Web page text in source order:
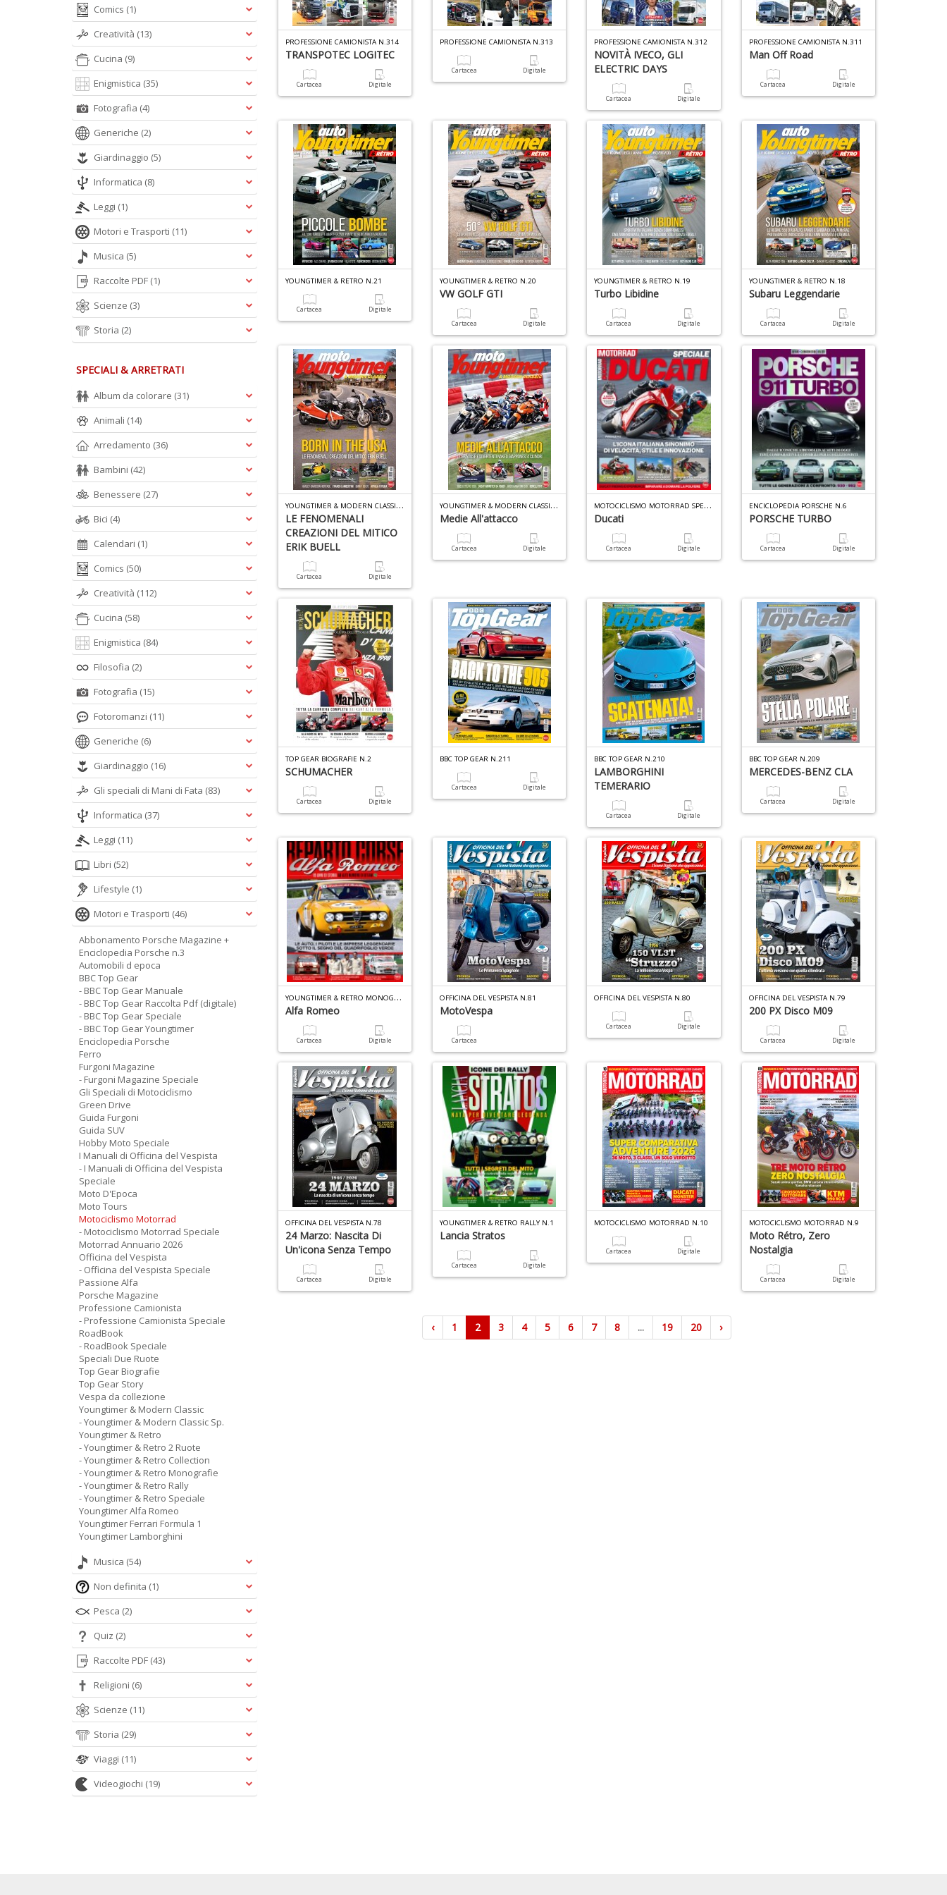
PROFESSIONE CAMIONISTA N.314
TRANSPOTEC LOGITEC
Cartacea Digitale
PROFESSIONE CAMIONISTA N.313
Cartacea Digitale
PROFESSIONE CAMIONISTA N.312
NOVITÀ IVECO, GLI
ELECTRIC DAYS
Cartacea Digitale
PROFESSIONE CAMIONISTA N.311
Man Off Road
Cartacea Digitale
YOUNGTIMER & RETRO N.21
Cartacea Digitale
YOUNGTIMER & RETRO N.20
VW GOLF GTI
Cartacea Digitale
YOUNGTIMER & RETRO N.19
Turbo Libidine
Cartacea Digitale
YOUNGTIMER & RETRO N.18
Subaru Leggendarie
Cartacea Digitale
Y
OUNGTIMER & MODERN CLASSIC N.13
LE FENOMENALI
CREAZIONI DEL MITICO
ERIK BUELL
Cartacea Digitale
Y
OUNGTIMER & MODERN CLASSIC N.12
Medie All'attacco
Cartacea Digitale
M
OTOCICLISMO MOTORRAD SPECIALE N.1
Ducati
Cartacea Digitale
ENCICLOPEDIA PORSCHE N.6
PORSCHE TURBO
Cartacea Digitale
TOP GEAR BIOGRAFIE N.2
SCHUMACHER
Cartacea Digitale
BBC TOP GEAR N.211
Cartacea Digitale
BBC TOP GEAR N.210
LAMBORGHINI
TEMERARIO
Cartacea Digitale
BBC TOP GEAR N.209
MERCEDES-BENZ CLA
Cartacea Digitale
Y
OUNGTIMER & RETRO MONOGRAFIE N.3
Alfa Romeo
Cartacea Digitale
OFFICINA DEL VESPISTA N.81
MotoVespa
Cartacea
OFFICINA DEL VESPISTA N.80
Cartacea Digitale
OFFICINA DEL VESPISTA N.79
200 PX Disco M09
Cartacea Digitale
OFFICINA DEL VESPISTA N.78
24 Marzo: Nascita Di
Un'icona Senza Tempo
Cartacea Digitale
YOUNGTIMER & RETRO RALLY N.1
Lancia Stratos
Cartacea Digitale
MOTOCICLISMO MOTORRAD N.10
Cartacea Digitale
MOTOCICLISMO MOTORRAD N.9
Moto Rétro, Zero
Nostalgia
Cartacea Digitale
‹ 1 2 3 4 5 6 7 8 ... 19 20 ›
Comics (1)
Creatività (13)
Cucina (9)
Enigmistica (35)
Fotografia (4)
Generiche (2)
Giardinaggio (5)
Informatica (8)
Leggi (1)
Motori e Trasporti (11)
Musica (5)
Raccolte PDF (1)
Scienze (3)
Storia (2)
SPECIALI & ARRETRATI
Album da colorare (31)
Animali (14)
Arredamento (36)
Bambini (42)
Benessere (27)
Bici (4)
Calendari (1)
Comics (50)
Creatività (112)
Cucina (58)
Enigmistica (84)
Filosofia (2)
Fotografia (15)
Fotoromanzi (11)
Generiche (6)
Giardinaggio (16)
Gli speciali di Mani di Fata (83)
Informatica (37)
Leggi (11)
Libri (52)
Lifestyle (1)
Motori e Trasporti (46)
Abbonamento Porsche Magazine +
Enciclopedia Porsche n.3
Automobili d epoca
BBC Top Gear
- BBC Top Gear Manuale
- BBC Top Gear Raccolta Pdf (digitale)
- BBC Top Gear Speciale
- BBC Top Gear Youngtimer
Enciclopedia Porsche
Ferro
Furgoni Magazine
- Furgoni Magazine Speciale
Gli Speciali di Motociclismo
Green Drive
Guida Furgoni
Guida SUV
Hobby Moto Speciale
I Manuali di Officina del Vespista
- I Manuali di Officina del Vespista
Speciale
Moto D'Epoca
Moto Tours
Motociclismo Motorrad
- Motociclismo Motorrad Speciale
Motorrad Annuario 2026
Officina del Vespista
- Officina del Vespista Speciale
Passione Alfa
Porsche Magazine
Professione Camionista
- Professione Camionista Speciale
RoadBook
- RoadBook Speciale
Speciali Due Ruote
Top Gear Biografie
Top Gear Story
Vespa da collezione
Youngtimer & Modern Classic
- Youngtimer & Modern Classic Sp.
Youngtimer & Retro
- Youngtimer & Retro 2 Ruote
- Youngtimer & Retro Collection
- Youngtimer & Retro Monografie
- Youngtimer & Retro Rally
- Youngtimer & Retro Speciale
Youngtimer Alfa Romeo
Youngtimer Ferrari Formula 1
Youngtimer Lamborghini
Musica (54)
Non definita (1)
Pesca (2)
Quiz (2)
Raccolte PDF (43)
Religioni (6)
Scienze (11)
Storia (29)
Viaggi (11)
Videogiochi (19)